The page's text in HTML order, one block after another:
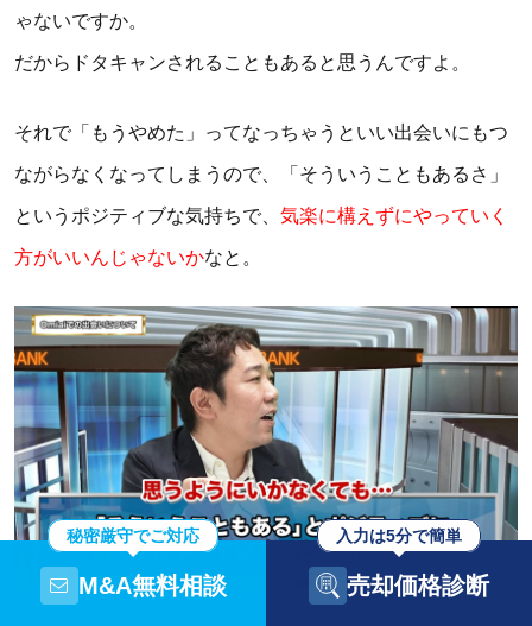
ゃないですか。
だからドタキャンされることもあると思うんですよ。
それで「もうやめた」ってなっちゃうといい出会いにもつ
ながらなくなってしまうので、「そういうこともあるさ」
というポジティブな気持ちで、気楽に構えずにやっていく
方がいいんじゃないかなと。
秘密厳守でご対応
M&A無料相談
入力は5分で簡単
売却価格診断